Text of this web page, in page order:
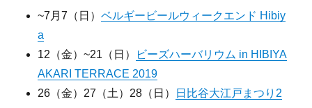
~7月7（日）ベルギービールウィークエンド Hibiy
a
12（金）~21（日）
ビーズハーバリウム in HIBIYA
AKARI TERRACE 2019
26（金）27（土）28（日）
日比谷大江戸まつり2